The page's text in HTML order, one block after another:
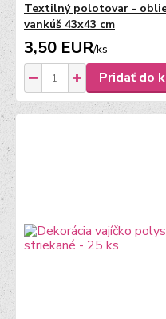
Textilný polotovar -
vankúš 43x43 cm
3,50 EUR/ks
Pridať do